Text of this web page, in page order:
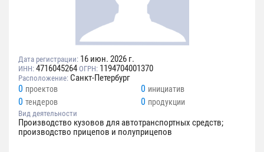
Дата регистрации: 16 июн. 2026 г.
ИНН: 4716045264 ОГРН: 1194704001370
Расположение: Санкт-Петербург
0 проектов 0 инициатив
0 тендеров 0 продукции
Вид деятельности
Производство кузовов для автотранспортных средств;
производство прицепов и полуприцепов